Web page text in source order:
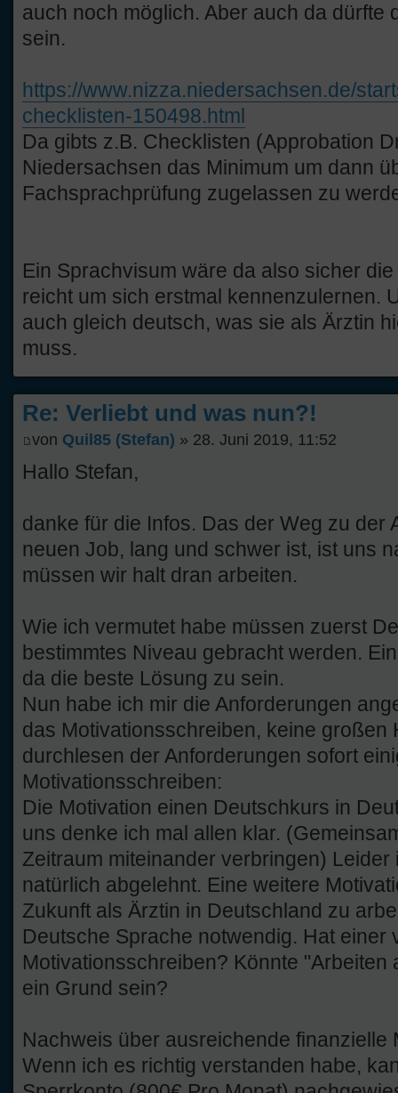
auch noch möglich. Aber auch da dürfte
sein.
https://www.nizza.niedersachsen.de/
checklisten-150498.html
Da gibts z.B. Checklisten (Approbation
Niedersachsen das Minimum um dann
Fachsprachprüfung zugelassen zu
Ein Sprachvisum wäre da also sicher
reicht um sich erstmal kennenzulernen.
auch gleich deutsch, was sie als Ärztin
muss.
Re: Verliebt und was nun?!
von Quil85 (Stefan) » 28. Juni 2019, 11:52
Hallo Stefan,
danke für die Infos. Das der Weg zu der
neuen Job, lang und schwer ist, ist uns
müssen wir halt dran arbeiten.
Wie ich vermutet habe müssen zuerst
bestimmtes Niveau gebracht werden.
da die beste Lösung zu sein.
Nun habe ich mir die Anforderungen
das Motivationsschreiben, keine großen
durchlesen der Anforderungen sofort
Motivationsschreiben:
Die Motivation einen Deutschkurs in
uns denke ich mal allen klar.
Zeitraum miteinander verbringen)
natürlich abgelehnt. Eine weitere
Zukunft als Ärztin in Deutschland zu
Deutsche Sprache notwendig. Hat einer
Motivationsschreiben? Könnte "Arbeiten
ein Grund sein?
Nachweis über ausreichende finanzielle
Wenn ich es richtig verstanden habe,